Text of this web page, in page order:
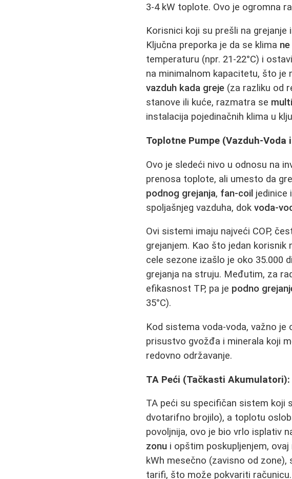
3-4 kW toplote. Ovo je ogromna
Korisnici koji su prešli na
Ključna preporka je da se klima
temperaturu (npr. 21-22°C) i
na minimalnom kapacitetu, što je
vazduh kada greje (za razliku od
stanove ili kuće, razmatra se
instalacija pojedinačnih klima u
Toplotne Pumpe (Vazduh-
Ovo je sledeći nivo u odnosu na
prenosa toplote, ali umesto da
podnog grejanja, fan-coil jedinice
spoljašnjeg vazduha, dokvoda-
Ovi sistemi imaju najveći COP,
grejanjem. Kao što jedan korisnik
cele sezone izašlo je oko 35.000
grejanja na struju. Međutim, za
efikasnost TP, pa je podno
35°C).
Kod sistema voda-voda, važno je
prisustvo gvožđa i minerala koji
redovno održavanje.
TA Peći (Tačkasti
TA peći su specifičan sistem koji
dvotarifno brojilo), a toplotu
povoljnija, ovo je bio vrlo isplativ
zonu i opštim poskupljenjem,
kWh mesečno (zavisno od
tarifi, što može pokvariti